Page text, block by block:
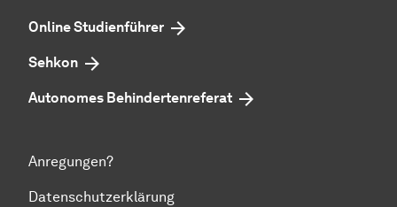
Online Studienführer
Sehkon
Autonomes Behindertenreferat
Anregungen?
Datenschutzerklärung